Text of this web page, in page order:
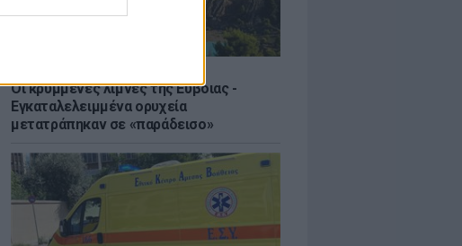
Οι κρυμμένες λίμνες της Εύβοιας -
Εγκαταλελειμμένα ορυχεία
μετατράπηκαν σε «παράδεισο»